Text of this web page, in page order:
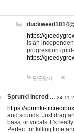
https://
is an
progression
https://
답글달기
Sprunki Incredi… 24-11-
https://sprunki-
and sounds. Just drag
bass, or vocals. It's
Perfect for killing time